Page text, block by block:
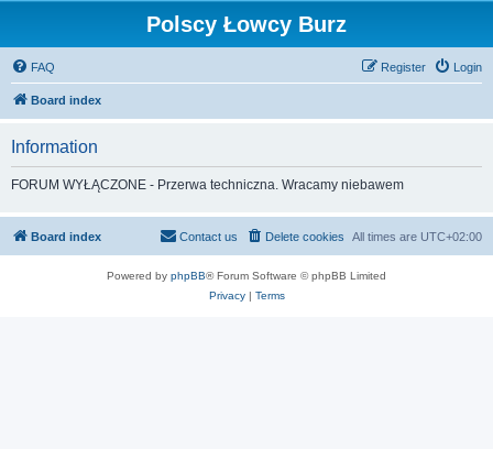
Polscy Łowcy Burz
FAQ Login
Register
Board index
Information
FORUM WYŁĄCZONE - Przerwa techniczna. Wracamy niebawem
Board index All times are UTC+02:00
Delete cookies
Contact us
Powered by phpBB® Forum Software © phpBB Limited
Privacy| Terms